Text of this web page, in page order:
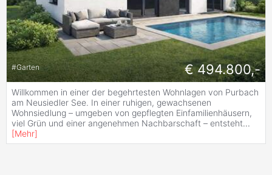
#Garten € 494.800,-
Willkommen in einer der begehrtesten Wohnlagen von Purbach
am Neusiedler See. In einer ruhigen, gewachsenen
Wohnsiedlung – umgeben von gepflegten Einfamilienhäusern,
viel Grün und einer angenehmen Nachbarschaft – entsteht...
[Mehr]